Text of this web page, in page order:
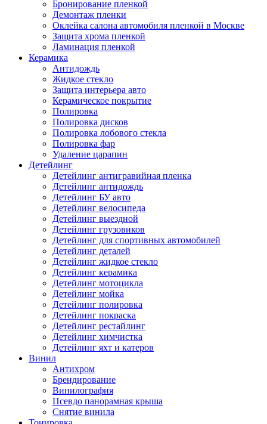
Бронирование пленкой
Демонтаж пленки
Оклейка салона автомобиля пленкой в Москве
Защита хрома пленкой
Ламинация пленкой
Керамика
Антидождь
Жидкое стекло
Защита интерьера авто
Керамическое покрытие
Полировка
Полировка дисков
Полировка лобового стекла
Полировка фар
Удаление царапин
Детейлинг
Детейлинг антигравийная пленка
Детейлинг антидождь
Детейлинг БУ авто
Детейлинг велосипеда
Детейлинг выездной
Детейлинг грузовиков
Детейлинг для спортивных автомобилей
Детейлинг деталей
Детейлинг жидкое стекло
Детейлинг керамика
Детейлинг мотоцикла
Детейлинг мойка
Детейлинг полировка
Детейлинг покраска
Детейлинг рестайлинг
Детейлинг химчистка
Детейлинг яхт и катеров
Винил
Антихром
Брендирование
Винилография
Псевдо панорамная крыша
Снятие винила